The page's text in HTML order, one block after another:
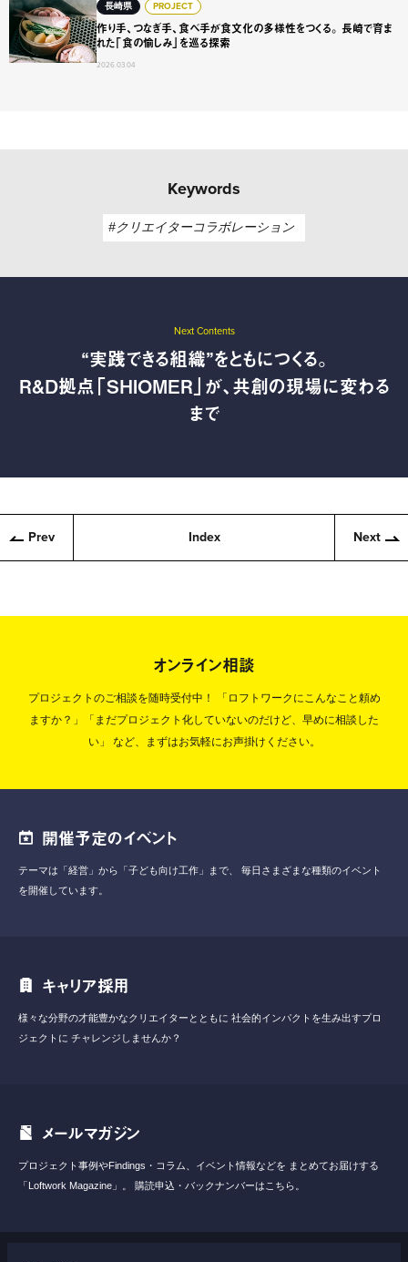
長崎県 PROJECT
作り手、つなぎ手、食べ手が食文化の多様性をつくる。 長崎で育ま
れた「食の愉しみ」を巡る探索
2026.03.04
作り手、つなぎ手、食べ手が食文化の多様性をつくる。 長
Keywords
#クリエイターコラボレーション
Next Contents
“実践できる組織”をともにつくる。
R&D拠点「SHIOMER」が、共創の現場に変わる
まで
Prev Index Next
オンライン相談
プロジェクトのご相談を随時受付中！
「ロフトワークにこんなこと頼め
ますか？」「まだプロジェクト化していないのだけど、早めに相談した
い」
など、まずはお気軽にお声掛けください。
開催予定のイベント
テーマは「経営」から「子ども向け工作」まで、
毎日さまざまな種類のイベント
を開催しています。
キャリア採用
様々な分野の才能豊かなクリエイターとともに 社会的インパクトを生み出すプロ
ジェクトに チャレンジしませんか？
メールマガジン
プロジェクト事例やFindings・コラム、イベント情報などを まとめてお届けする
「Loftwork Magazine」。
購読申込・バックナンバーはこちら。